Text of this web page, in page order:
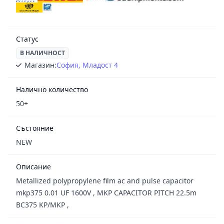
Статус
В НАЛИЧНОСТ
Магазин:София, Младост 4
Налично количество
50+
Състояние
NEW
Описание
Metallized polypropylene film ac and pulse capacitor
mkp375 0.01 UF 1600V , MKP CAPACITOR PITCH 22.5m
BC375 KP/MKP ,